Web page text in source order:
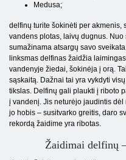
Medusa;
delfinų turite šokinėti per akmenis,
vandens plotas, laivų dugnus.
sumažinama atsargų savo
linksmas delfinas žaidžia
vandenyje žiedai, šokinėja į orą.
sąskaitą. Dažnai tai yra vykdyti
tikslas. Delfinų gali plaukti į riboto
į vandenį. Jis neturėjo jaudintis
jo hobis – susitvarko greitis, daro
rekordą žaidime yra ribotas.
Žaidimai delfinų